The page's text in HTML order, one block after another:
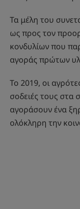
Τα μέλη του
ως προς τον
κονδυλίων που
αγοράς πρώτων
Το 2019, οι
σοδειές τους στα
αγοράσουν ένα
ολόκληρη την